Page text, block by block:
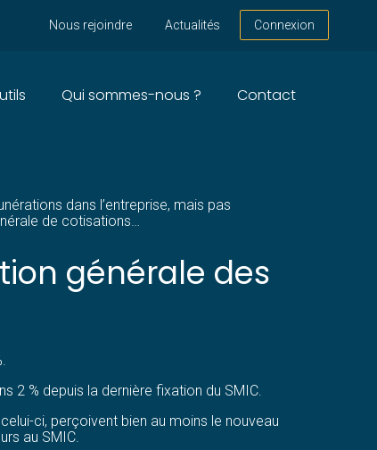
Nous rejoindre Actualités Connexion
Qui sommes-nous ? Contact
dans l’entreprise, mais pas
de cotisations…
générale des
2 % depuis la dernière fixation du SMIC.
ci, perçoivent bien au moins le nouveau
au SMIC.